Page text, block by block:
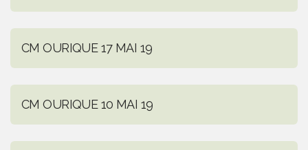
CM OURIQUE 17 MAI 19
CM OURIQUE 10 MAI 19